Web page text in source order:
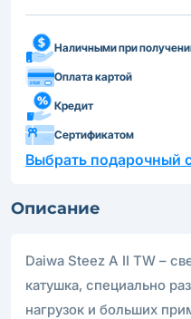
Наличными при
Оплата картой
Кредит
Сертификатом
Выбрать подарочный
Описание
Daiwa Steez A II TW –
катушка, специально
нагрузок и больших